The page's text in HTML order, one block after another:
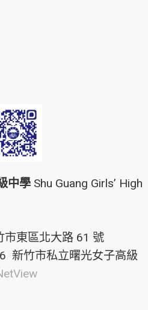
中學 Shu Guang Girls’ High
東區北大路 61 號
新竹市私立曙光女子高級